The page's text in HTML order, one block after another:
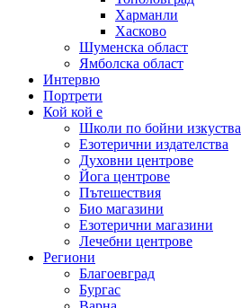
Харманли
Хасково
Шуменска област
Ямболска област
Интервю
Портрети
Кой кой е
Школи по бойни изкуства
Езотерични издателства
Духовни центрове
Йога центрове
Пътешествия
Био магазини
Езотерични магазини
Лечебни центрове
Региони
Благоевград
Бургас